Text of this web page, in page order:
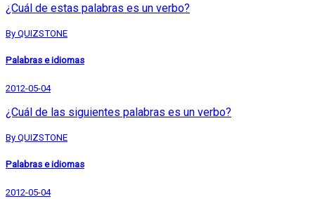
¿Cuál de estas palabras es un verbo?
By QUIZSTONE
Palabras e idiomas
2012-05-04
¿Cuál de las siguientes palabras es un verbo?
By QUIZSTONE
Palabras e idiomas
2012-05-04